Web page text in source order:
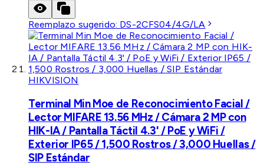
Reemplazo sugerido: DS-2CFS04/4G/LA
HIKVISION
Terminal Min Moe de Reconocimiento Facial /
Lector MIFARE 13.56 MHz / Cámara 2 MP con
HIK-IA / Pantalla Táctil 4.3' / PoE y WiFi /
Exterior IP65 / 1,500 Rostros / 3,000 Huellas /
SIP Estándar